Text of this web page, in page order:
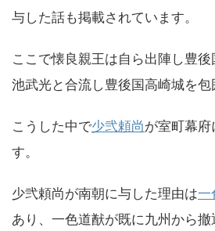
与した話も掲載されています。
ここで懐良親王は自ら出陣し豊
池武光と合流し豊後国高崎城を包
こうした中で少弐頼尚が室町幕府
す。
少弐頼尚が南朝に与した理由は一
あり、一色道猷が既に九州から